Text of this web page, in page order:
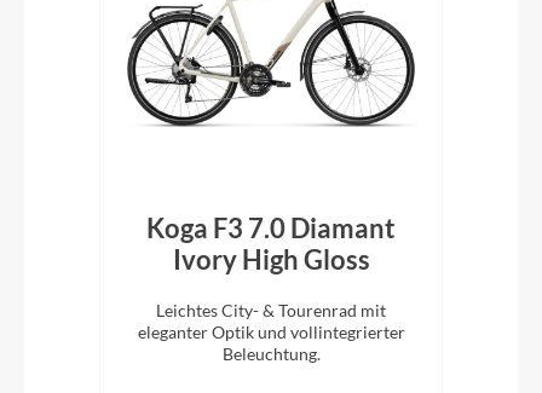
Koga F3 7.0 Diamant
Ivory High Gloss
Leichtes City- & Tourenrad mit
eleganter Optik und vollintegrierter
Beleuchtung.